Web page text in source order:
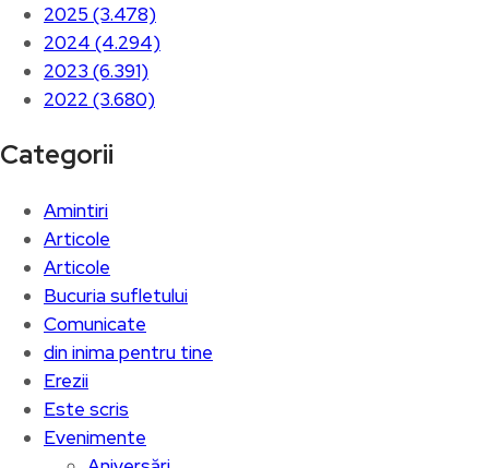
2025 (3.478)
2024 (4.294)
2023 (6.391)
2022 (3.680)
Categorii
Amintiri
Articole
Articole
Bucuria sufletului
Comunicate
din inima pentru tine
Erezii
Este scris
Evenimente